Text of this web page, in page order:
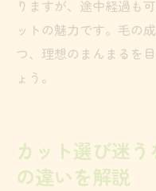
りますが、途中経過も
ットの魅力です。毛の
つ、理想のまんまるを
ょう。
カット選び迷
の違いを解説